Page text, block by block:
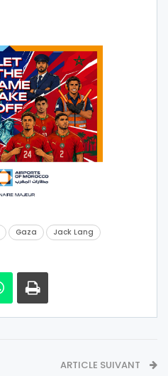
Gaza
Jack Lang
ARTICLE SUIVANT